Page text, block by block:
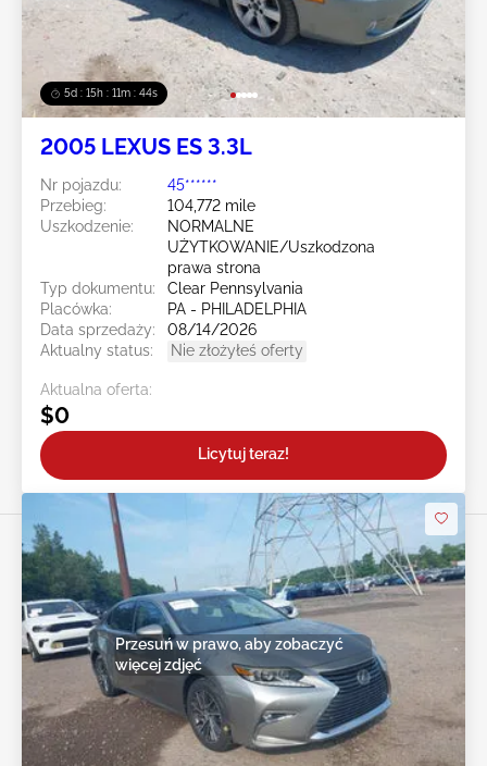
5d : 15h : 11m : 42s
2005 LEXUS ES 3.3L
Nr pojazdu:
45******
Przebieg:
104,772 mile
Uszkodzenie:
NORMALNE
UŻYTKOWANIE/Uszkodzona
prawa strona
Typ dokumentu:
Clear Pennsylvania
Placówka:
PA - PHILADELPHIA
Data sprzedaży:
08/14/2026
Aktualny status:
Nie złożyłeś oferty
Aktualna oferta:
$0
Licytuj teraz!
Przesuń w prawo, aby zobaczyć
więcej zdjęć